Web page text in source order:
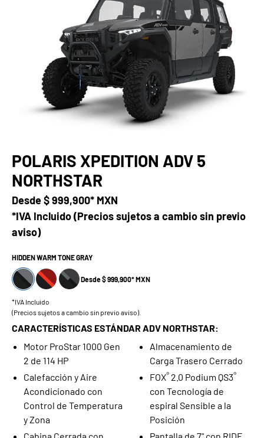
POLARIS XPEDITION ADV 5
NORTHSTAR
Desde$ 999,900* MXN
*IVA Incluido (Precios sujetos a cambio sin previo
aviso)
HIDDEN WARM TONE GRAY
Desde $ 999,900* MXN
*IVA Incluido
(Precios sujetos a cambio sin previo aviso).
CARACTERÍSTICAS ESTÁNDAR ADV NORTHSTAR:
Motor ProStar 1000 Gen
2 de 114 HP
Calefacción y Aire
Acondicionado con
Control de Temperatura
y Zona
Almacenamiento de
Carga Trasero Cerrado
FOX® 2.0 Podium QS3®
con Tecnología de
espiral Sensible a la
Posición